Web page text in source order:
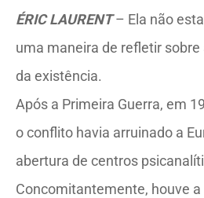
ÉRIC LAURENT– Ela não
uma maneira de refletir
da existência.
Após a Primeira Guerra, em
o conflito havia arruinado a
abertura de centros
Concomitantemente, houve